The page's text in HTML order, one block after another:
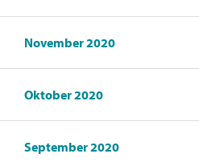
November 2020
Oktober 2020
September 2020